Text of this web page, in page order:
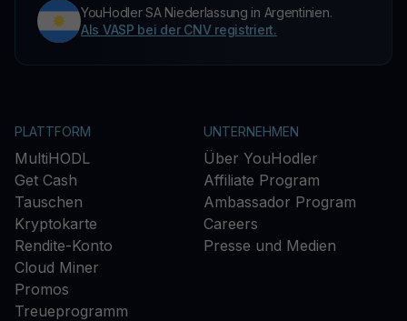
YouHodler SA Niederlassung in Argentinien.
Als VASP bei der CNV registriert.
PLATTFORM
MultiHODL
Get Cash
Tauschen
Kryptokarte
Rendite-Konto
Cloud Miner
Promos
Treueprogramm
UNTERNEHMEN
Über YouHodler
Affiliate Program
Ambassador Program
Careers
Presse und Medien